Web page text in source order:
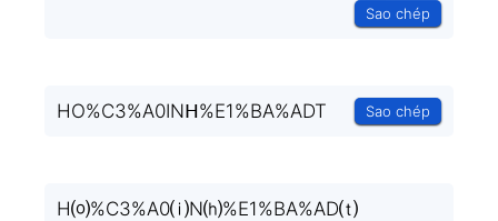
Sao chép
HO%C3%A0INᕼ%E1%BA%ADT Sao chép
H⒪%C3%A0⒤N⒣%E1%BA%AD⒯